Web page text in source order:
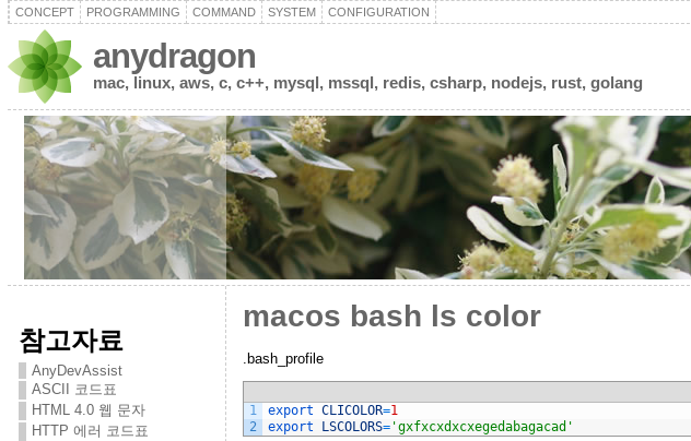
CONCEPT PROGRAMMING COMMAND SYSTEM CONFIGURATION
anydragon
mac, linux, aws, c, c++, mysql, mssql, redis, csharp, nodejs, rust, golang
참고자료
AnyDevAssist
ASCII 코드표
HTML 4.0 웹 문자
HTTP 에러 코드표
macos bash ls color
.bash_profile
1
2
export CLICOLOR=1
export LSCOLORS='gxfxcxdxcxegedabagacad'